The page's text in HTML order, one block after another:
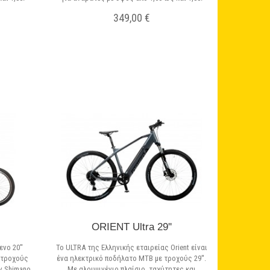
349,00 €
20''
ORIENT Ultra 29''
Το ULTRA της Ελληνικής εταιρείας Orient είναι
ένα ηλεκτρικό ποδήλατο MTB με τροχούς 29''.